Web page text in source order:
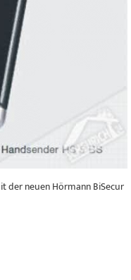
der neuen Hörmann BiSecur